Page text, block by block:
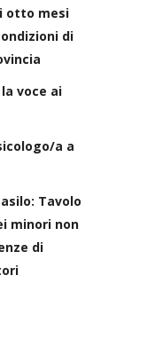
otto mesi
di
voce ai
a a
Tavolo
minori non
di